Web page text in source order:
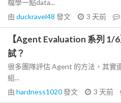
檔學一點data...
由 duckravel48 發文 3 天前
【Agent Evaluation 系列 1/
試？
很多團隊評估 Agent 的方法，其實
組...
由 hardness1020發文 3 天前